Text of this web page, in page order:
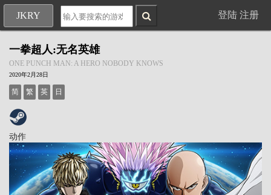
JKRY 登陆 注册
一拳超人:无名英雄
ONE PUNCH MAN: A HERO NOBODY KNOWS
2020年2月28日
简 繁 英 日
动作